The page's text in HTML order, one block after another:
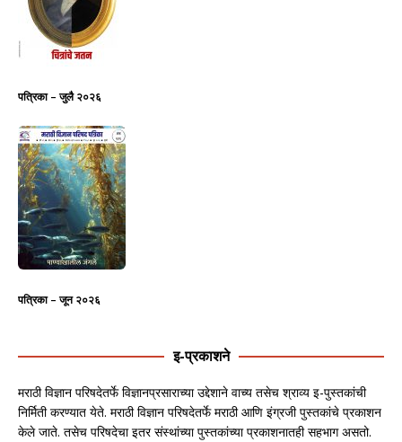
पत्रिका – जुलै २०२६
पत्रिका – जून २०२६
इ-प्रकाशने
मराठी विज्ञान परिषदेतर्फे विज्ञानप्रसाराच्या उद्देशाने वाच्य तसेच श्राव्य इ-पुस्तकांची
निर्मिती करण्यात येते. मराठी विज्ञान परिषदेतर्फे मराठी आणि इंग्रजी पुस्तकांचे प्रकाशन
केले जाते. तसेच परिषदेचा इतर संस्थांच्या पुस्तकांच्या प्रकाशनातही सहभाग असतो.